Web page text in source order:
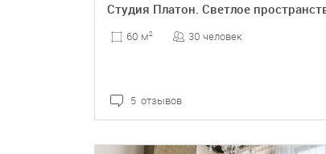
60 м2 30 человек
5 отзывов